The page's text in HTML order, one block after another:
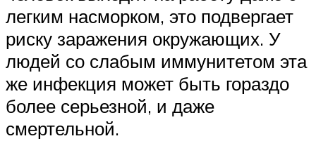
легким насморком, это подвергает
риску заражения окружающих. У
людей со слабым иммунитетом эта
же инфекция может быть гораздо
более серьезной, и даже
смертельной.